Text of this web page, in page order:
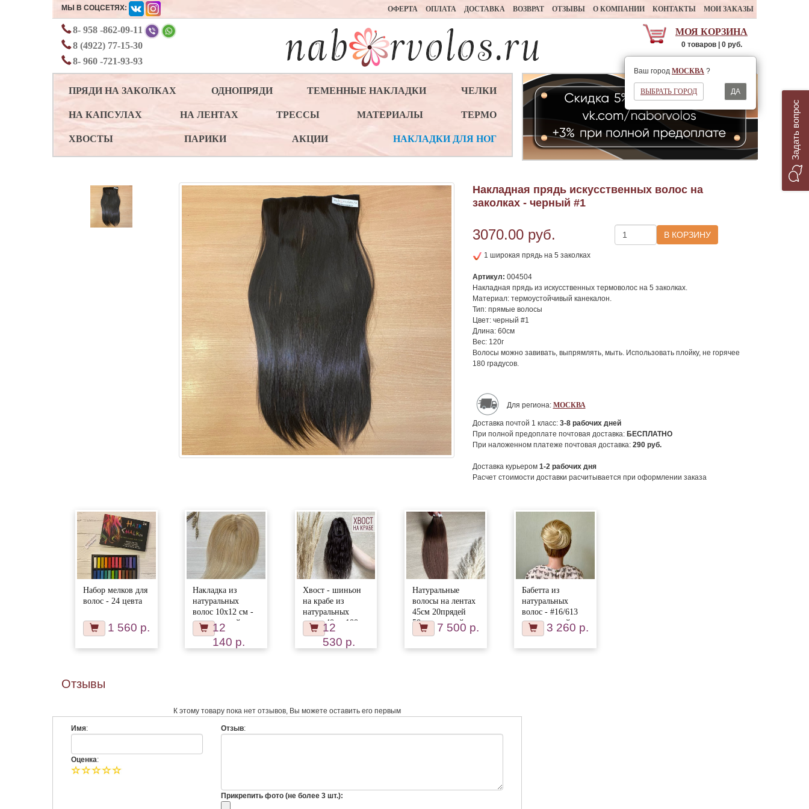
МЫ В СОЦСЕТЯХ: ОФЕРТА ОПЛАТА ДОСТАВКА ВОЗВРАТ ОТЗЫВЫ О КОМПАНИИ КОНТАКТЫ МОИ ЗАКАЗЫ
8- 958 -862-09-11
8 (4922) 77-15-30
8- 960 -721-93-93
МОЯ КОРЗИНА
0 товаров | 0 руб.
Ваш город МОСКВА ?
ВЫБРАТЬ ГОРОД ДА
ПРЯДИ НА ЗАКОЛКАХ ОДНОПРЯДИ ТЕМЕННЫЕ НАКЛАДКИ ЧЕЛКИ
НА КАПСУЛАХ НА ЛЕНТАХ ТРЕССЫ МАТЕРИАЛЫ ТЕРМО
ХВОСТЫ ПАРИКИ АКЦИИ НАКЛАДКИ ДЛЯ НОГ
Накладная прядь искусственных волос на
заколках - черный #1
3070.00 руб.
1 широкая прядь на 5 заколках
Артикул: 004504
Накладная прядь из искусственных термоволос на 5 заколках.
Материал: термоустойчивый канекалон.
Тип: прямые волосы
Цвет: черный #1
Длина: 60см
Вес: 120г
Волосы можно завивать, выпрямлять, мыть. Использовать плойку, не горячее
180 градусов.
Для региона: МОСКВА
Доставка почтой 1 класс: 3-8рабочих дней
При полной предоплате почтовая доставка: БЕСПЛАТНО
При наложенном платеже почтовая доставка: 290руб.
Доставка курьером 1-2рабочих дня
Расчет стоимости доставки расчитывается при оформлении заказа
Набор мелков для
волос - 24 цевта
1 560 р.
Накладка из
натуральных
волос 10х12 см -
затемненный
блонд #22
12
140 р.
Хвост - шиньон
на крабе из
натуральных
волос 40см 100г -
черный с
коричневым
12
530 р.
Натуральные
волосы на лентах
45см 20прядей
50г молочный
шоколад #47 500 р.
Бабетта из
натуральных
волос - #16/613
светло-русый
блонд 3 260 р.
Отзывы
К этому товару пока нет отзывов, Вы можете оставить его первым
Имя:
Оценка:
Отзыв:
Прикрепить фото (не более 3 шт.):
Задать вопрос